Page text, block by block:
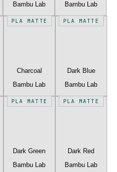
Bambu Lab
Bambu Lab
PLA MATTE
Charcoal
Bambu Lab
PLA MATTE
Dark Blue
Bambu Lab
PLA MATTE
Dark Green
Bambu Lab
PLA MATTE
Dark Red
Bambu Lab